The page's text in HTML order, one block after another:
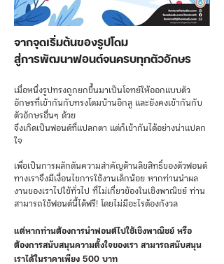
จากจุดเริ่มต้นของรูปโดม
สู่การพัฒนาฟอนต์จนครบทุกตัวอักษร
เมื่อหนึ่งรูปทรงถูกยกขึ้นมาเป็นโจทย์ให้ออกแบบตัว
อักษรที่เข้ากันกับทรงโดมบ้านอิกลู และยังคงเข้ากันกับ
ตัวอักษรอื่นๆ ด้วย
จึงเกิดเป็นฟอนต์ที่แปลกตา แต่ก็เข้ากันได้อย่างน่าแปลก
ใจ
เพื่อเป็นการผลักดันความสำคัญด้านลิขสิทธิ์ของตัวฟอนต์
ทางเราจึงมีเงื่อนไขการใช้งานเล็กน้อย หากท่านนำผล
งานของเราไปใช้ทั่วไป ที่ไม่เกี่ยวข้องในเชิงพาณิชย์ ท่าน
สามารถใช้ฟอนต์นี้ได้ฟรี! โดยไม่มีอะไรต้องกังวล
แต่หากท่านต้องการนำฟอนต์ไปใช้เชิงพาณิชย์ หรือ
ต้องการสนับสนุนความตั้งใจของเรา สามารถสนับสนุน
เราได้ในราคาเพียง 500 บาท